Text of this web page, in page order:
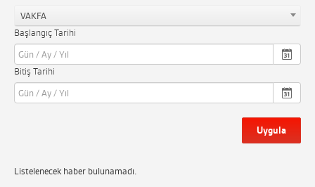
VAKFA
Başlangıç Tarihi
Bitiş Tarihi
Uygula
Listelenecek haber bulunamadı.